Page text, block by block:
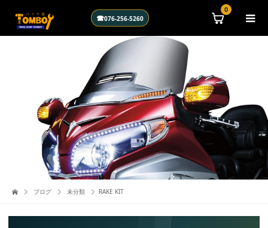
0
☎076-256-5260
ブログ 未分類 RAKE KIT